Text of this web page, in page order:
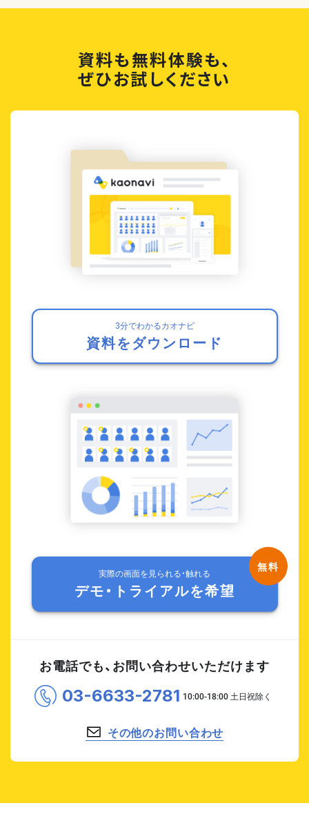
資料も無料体験も、
ぜひお試しください
3分でわかるカオナビ
資料をダウンロード
実際の画面を見られる・触れる
デモ・トライアルを希望
お電話でも、お問い合わせいただけます
03-6633-2781
その他のお問い合わせ